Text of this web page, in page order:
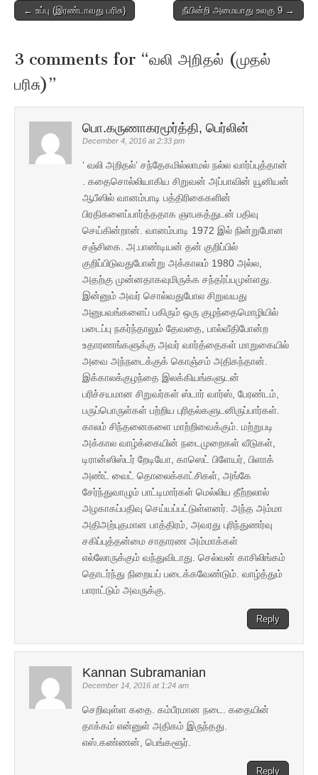
Post
← உப்பு (இரண்டாவது பரிசு) நீயின்றி அமையாது உலகு 9 →
3 comments for “வலி அறிதல் (முதல்
பரிசு)”
பொ.கருணாகரமூர்த்தி, பெர்லின்
December 4, 2016 at 2:33 pm
‘ வலி அறிதல்’ சந்தேகமில்லாமல் நல்ல வார்ப்புத்தான்
. கதைசொல்லியாகிய சிறுவன் அப்பாவின் யூனியன்
ஆபீஸில் வானம்பாடி பத்திரிகைகளின்
பிரதிகளைப்பார்த்ததாக ஞாபகத்துடன் பதிவு
செய்கின்றான். வானம்பாடி 1972 இல் நின்றுபோன
சஞ்சிகை. அ.பாண்டியன் தன் குறிப்பில்
குறிப்பிடுவதுபோன்று அக்காலம் 1980 அல்ல,
அதற்கு முன்னதாகவுமிருக்க சந்தர்ப்பமுள்ளது.
இன்னும் அவர் சொல்வதுபோல சிறுவயது
அனுபவங்களைப் பகிரும் ஒரு குழந்தைமொழியில்
படைப்பு நகர்ந்தாலும் தேவதை, பால்வீதிபோன்ற
உதாரணங்களுக்கு அவர் வார்த்தைகள் மாறுகையில்
அவை அந்நடைக்குக் கொஞ்சம் அதிகந்தான்.
இக்காலக்குழந்தை இலக்கியங்களுடன்
பரிச்சயமான சிறுவர்கள் ஸ்டார் வார்ஸ், பேரண்டம்,
பருப்பொருள்கள் பற்றிய புரிதல்களுடனிருப்பார்கள்.
காலம் சிந்தனைகளை மாற்றிவைக்கும். மற்றுபடி
அக்கால வாழ்க்கையின் நடைமுறைகள் வீடுகள்,
டிரான்ஸிஸ்டர் றேடியோ, காஸெட் பிளேயர், பிளாக்
அண்ட் வைட் தொலைக்காட்சிகள், அங்கே
சேர்ந்துவாழும் பாட்டிமார்கள் மெல்லிய தீற்றலால்
அழகாகப்பதிவு செய்யப்பட்டுள்ளனர். அந்த அம்மா
அதிஅற்புதமான பாத்திரம், அவரது புரிந்துணர்வு
சகிப்புத்தன்மை சாதாரண அம்மாக்கள்
எல்லோருக்கும் வந்துவிடாது. செல்வன் காசிலிங்கம்
தொடர்ந்து நிறையப் படைக்கவேண்டும். வாழ்த்தும்
பாராட்டும் அவருக்கு.
Reply
Kannan Subramanian
December 14, 2016 at 1:24 am
செறிவுள்ள கதை. கம்பீரமான நடை. கதையின்
தாக்கம் என்னுள் அதிகம் இருந்தது.
எஸ்.கண்ணன், பெங்களூர்.
Reply